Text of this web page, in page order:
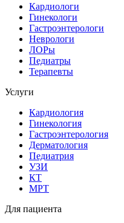
Кардиологи
Гинекологи
Гастроэнтерологи
Неврологи
ЛОРы
Педиатры
Терапевты
Услуги
Кардиология
Гинекология
Гастроэнтерология
Дерматология
Педиатрия
УЗИ
КТ
МРТ
Для пациента